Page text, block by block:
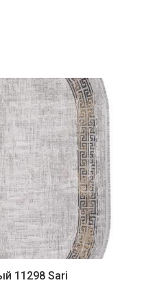
11298 Sari